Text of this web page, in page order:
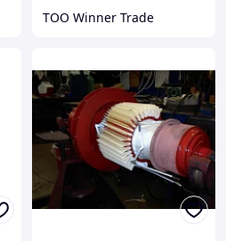
ТОО Winner Trade